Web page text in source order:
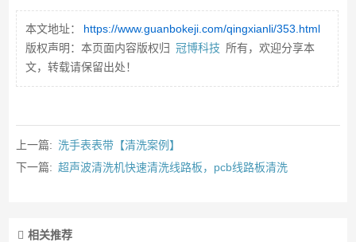
本文地址：
https://www.guanbokeji.com/qingxianli/353.html
版权声明：本页面内容版权归 冠博科技 所有，欢迎分享本
文，转载请保留出处！
上一篇: 洗手表表带【清洗案例】
下一篇: 超声波清洗机快速清洗线路板，pcb线路板清洗
相关推荐